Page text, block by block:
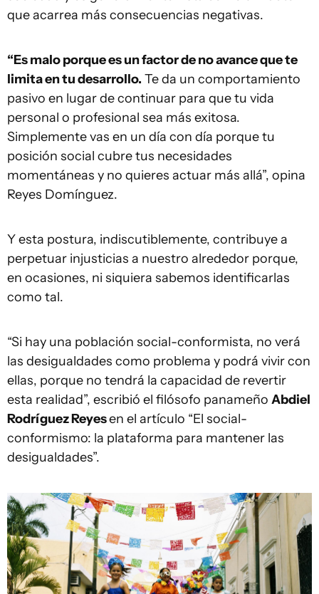
que acarrea más consecuencias negativas.
“Es malo porque es un factor de no avance que te
limita en tu desarrollo. Te da un comportamiento
pasivo en lugar de continuar para que tu vida
personal o profesional sea más exitosa.
Simplemente vas en un día con día porque tu
posición social cubre tus necesidades
momentáneas y no quieres actuar más allá”, opina
Reyes Domínguez.
Y esta postura, indiscutiblemente, contribuye a
perpetuar injusticias a nuestro alrededor porque,
en ocasiones, ni siquiera sabemos identificarlas
como tal.
“Si hay una población social-conformista, no verá
las desigualdades como problema y podrá vivir con
ellas, porque no tendrá la capacidad de revertir
esta realidad”, escribió el filósofo panameño Abdiel
Rodríguez Reyesen el artículo “El social-
conformismo: la plataforma para mantener las
desigualdades”.